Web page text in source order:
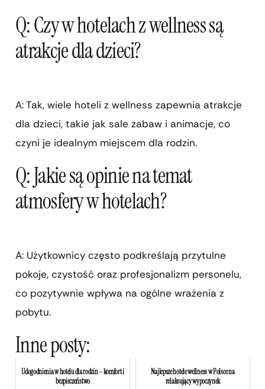
Q: Czy w hotelach z wellness są
atrakcje dla dzieci?
A: Tak, wiele hoteli z wellness zapewnia atrakcje
dla dzieci, takie jak sale zabaw i animacje, co
czyni je idealnym miejscem dla rodzin.
Q: Jakie są opinie na temat
atmosfery w hotelach?
A: Użytkownicy często podkreślają przytulne
pokoje, czystość oraz profesjonalizm personelu,
co pozytywnie wpływa na ogólne wrażenia z
pobytu.
Inne posty:
Udogodnienia w hotelu dla rodzin – komfort i
bezpieczeństwo
Najlepsze hotele wellness w Polsce na
relaksujący wypoczynek